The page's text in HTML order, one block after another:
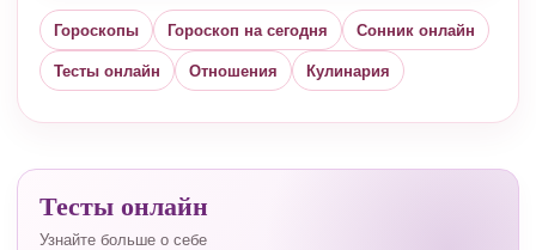
Гороскопы Гороскоп на сегодня Сонник онлайн
Тесты онлайн Отношения Кулинария
Тесты онлайн
Узнайте больше о себе